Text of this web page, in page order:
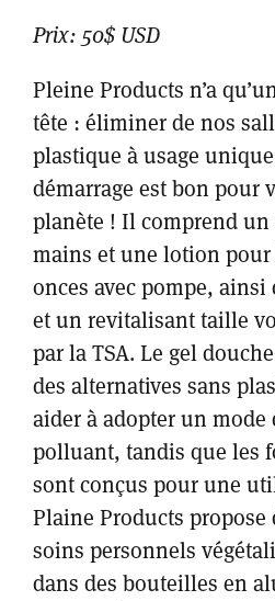
Prix: 50$ USD
Pleine Products n’a
tête : éliminer de nos
plastique à usage
démarrage est bon pour
planète ! Il comprend
mains et une lotion pour
onces avec pompe,
et un revitalisant taille
par la TSA. Le gel
des alternatives sans
aider à adopter un mode
polluant, tandis que les
sont conçus pour une
Plaine Products propose
soins personnels
dans des bouteilles en